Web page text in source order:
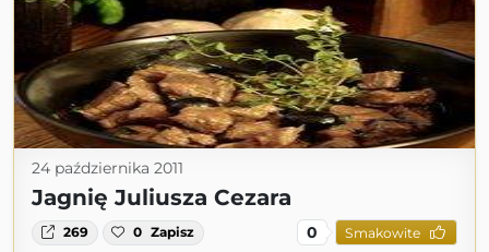
24 października 2011
Jagnię Juliusza Cezara
269 0 Zapisz 0 Smakowite